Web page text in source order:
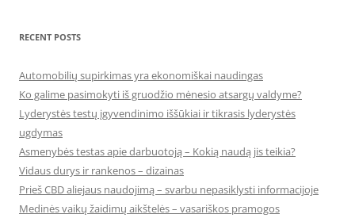
RECENT POSTS
Automobilių supirkimas yra ekonomiškai naudingas
Ko galime pasimokyti iš gruodžio mėnesio atsargų valdyme?
Lyderystės testų įgyvendinimo iššūkiai ir tikrasis lyderystės
ugdymas
Asmenybės testas apie darbuotoją – Kokią naudą jis teikia?
Vidaus durys ir rankenos – dizainas
Prieš CBD aliejaus naudojimą – svarbu nepasiklysti informacijoje
Medinės vaikų žaidimų aikštelės – vasariškos pramogos